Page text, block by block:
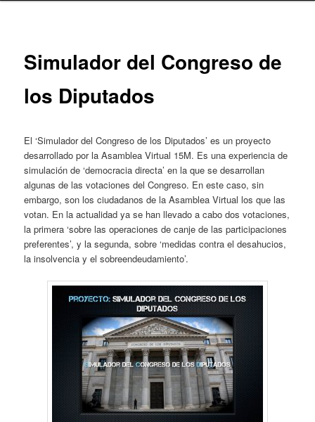
Simulador del Congreso de
los Diputados
El ‘Simulador del Congreso de los Diputados’ es un proyecto
desarrollado por la Asamblea Virtual 15M. Es una experiencia de
simulación de ‘democracia directa’ en la que se desarrollan
algunas de las votaciones del Congreso. En este caso, sin
embargo, son los ciudadanos de la Asamblea Virtual los que las
votan. En la actualidad ya se han llevado a cabo dos votaciones,
la primera ‘sobre las operaciones de canje de las participaciones
preferentes’, y la segunda, sobre ‘medidas contra el desahucios,
la insolvencia y el sobreendeudamiento’.